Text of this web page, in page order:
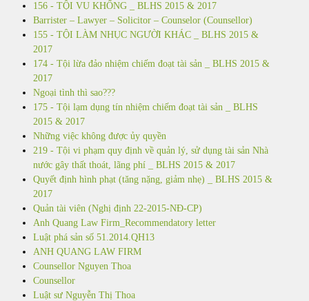
156 - TỘI VU KHỐNG _ BLHS 2015 & 2017
Barrister – Lawyer – Solicitor – Counselor (Counsellor)
155 - TỘI LÀM NHỤC NGƯỜI KHÁC _ BLHS 2015 &
2017
174 - Tội lừa đảo nhiệm chiếm đoạt tài sản _ BLHS 2015 &
2017
Ngoại tình thì sao???
175 - Tội lạm dụng tín nhiệm chiếm đoạt tài sản _ BLHS
2015 & 2017
Những việc không được ủy quyền
219 - Tội vi phạm quy định về quản lý, sử dụng tài sản Nhà
nước gây thất thoát, lãng phí _ BLHS 2015 & 2017
Quyết định hình phạt (tăng nặng, giảm nhẹ) _ BLHS 2015 &
2017
Quản tài viên (Nghị định 22-2015-NĐ-CP)
Anh Quang Law Firm_Recommendatory letter
Luật phá sản số 51.2014.QH13
ANH QUANG LAW FIRM
Counsellor Nguyen Thoa
Counsellor
Luật sư Nguyễn Thị Thoa